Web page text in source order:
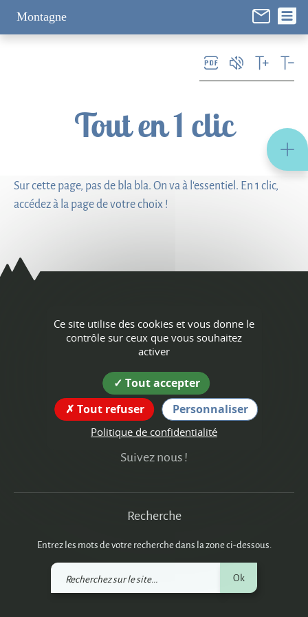
Montagne
Tout en 1 clic
Sur cette page, pas de bla bla. On va à l'essentiel. En 1 clic,
accédez à la page de votre choix !
Montagne
Coordonnées
de la mairie
262 rue du Village,
38160 Montagne
tél : 04 76 36 40 15
Suivez nous !
Recherche
Entrez les mots de votre recherche dans la zone ci-dessous.
Recherchez
Ok
Ce site utilise des cookies et vous donne le
contrôle sur ceux que vous souhaitez
activer
Tout accepter
Tout refuser
Personnaliser
Politique de confidentialité